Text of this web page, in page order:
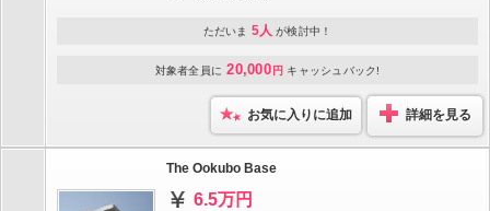
ただいま 5人 が検討中！
対象者全員に 20,000 円 キャッシュバック!
お気に入りに追加 詳細を見る
The Ookubo Base
6.5万円